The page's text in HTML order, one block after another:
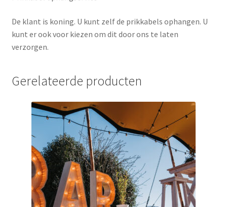
De klant is koning. U kunt zelf de prikkabels ophangen. U
kunt er ook voor kiezen om dit door ons te laten
verzorgen.
Gerelateerde producten